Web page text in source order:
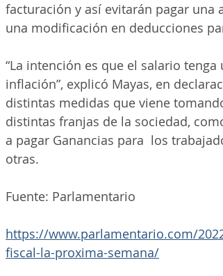
facturación y así evitarán pagar
una modificación en deducciones
“La intención es que el salario
inflación”, explicó Mayas, en
distintas medidas que viene
distintas franjas de la sociedad,
a pagar Ganancias para  los
otras.
Fuente: Parlamentario
https://www.parlamentario.com/
fiscal-la-proxima-semana/